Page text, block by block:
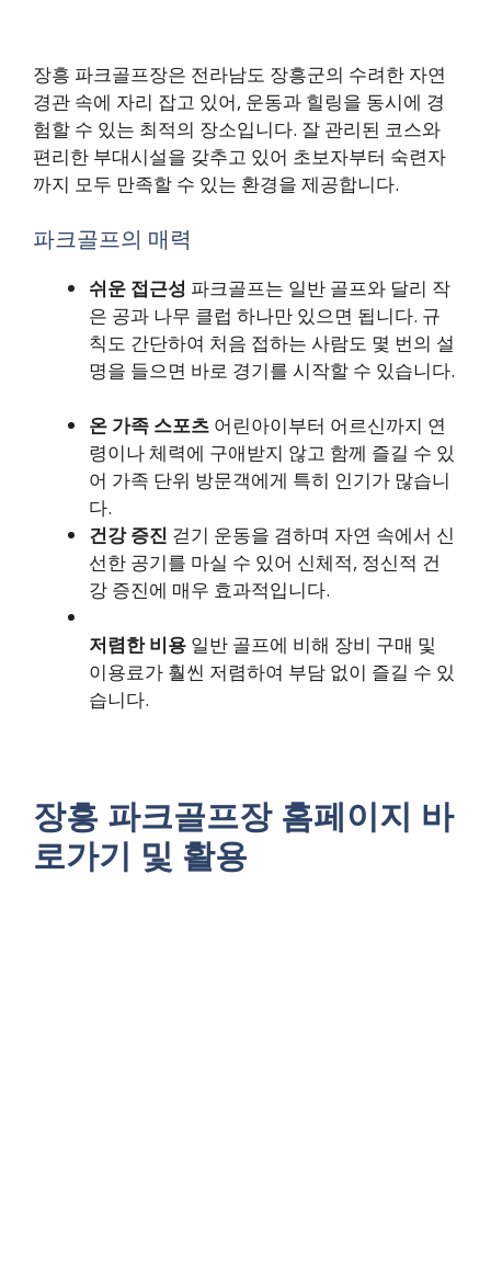
장흥 파크골프장은 전라남도 장흥군의 수려한 자연
경관 속에 자리 잡고 있어, 운동과 힐링을 동시에 경
험할 수 있는 최적의 장소입니다. 잘 관리된 코스와
편리한 부대시설을 갖추고 있어 초보자부터 숙련자
까지 모두 만족할 수 있는 환경을 제공합니다.
파크골프의 매력
쉬운 접근성 파크골프는 일반 골프와 달리 작
은 공과 나무 클럽 하나만 있으면 됩니다. 규
칙도 간단하여 처음 접하는 사람도 몇 번의 설
명을 들으면 바로 경기를 시작할 수 있습니다.
온 가족 스포츠 어린아이부터 어르신까지 연
령이나 체력에 구애받지 않고 함께 즐길 수 있
어 가족 단위 방문객에게 특히 인기가 많습니
다.
건강 증진 걷기 운동을 겸하며 자연 속에서 신
선한 공기를 마실 수 있어 신체적, 정신적 건
강 증진에 매우 효과적입니다.
저렴한 비용 일반 골프에 비해 장비 구매 및
이용료가 훨씬 저렴하여 부담 없이 즐길 수 있
습니다.
장흥 파크골프장 홈페이지 바
로가기 및 활용